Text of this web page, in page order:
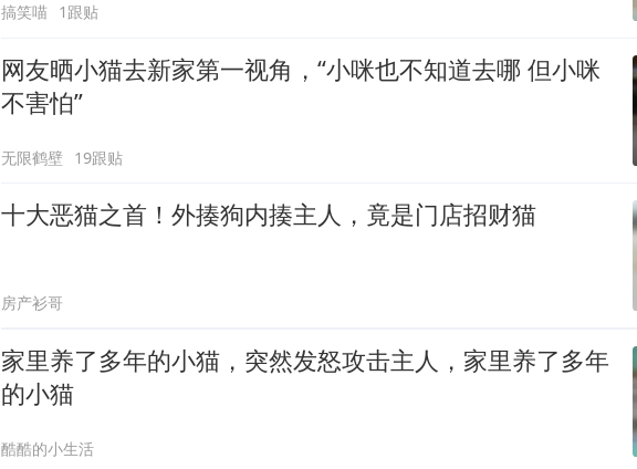
搞笑喵 1跟贴
网友晒小猫去新家第一视角，“小咪也不知道去哪 但小咪
不害怕”
无限鹤壁 19跟贴
十大恶猫之首！外揍狗内揍主人，竟是门店招财猫
房产衫哥
家里养了多年的小猫，突然发怒攻击主人，家里养了多年
的小猫
酷酷的小生活